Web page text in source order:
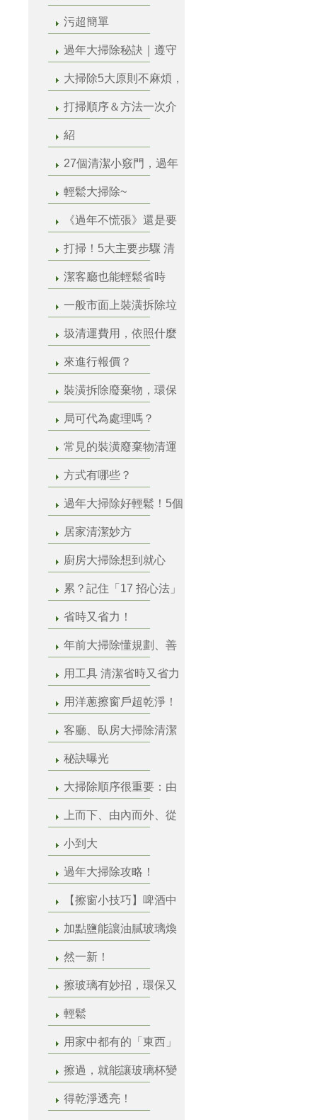
污超簡單
過年大掃除秘訣｜遵守
大掃除5大原則不麻煩，
打掃順序＆方法一次介
紹
27個清潔小竅門，過年
輕鬆大掃除~
《過年不慌張》還是要
打掃！5大主要步驟 清
潔客廳也能輕鬆省時
一般市面上裝潢拆除垃
圾清運費用，依照什麼
來進行報價？
裝潢拆除廢棄物，環保
局可代為處理嗎？
常見的裝潢廢棄物清運
方式有哪些？
過年大掃除好輕鬆！5個
居家清潔妙方
廚房大掃除想到就心
累？記住「17 招心法」
省時又省力！
年前大掃除懂規劃、善
用工具 清潔省時又省力
用洋蔥擦窗戶超乾淨！
客廳、臥房大掃除清潔
秘訣曝光
大掃除順序很重要：由
上而下、由內而外、從
小到大
過年大掃除攻略！
【擦窗小技巧】啤酒中
加點鹽能讓油膩玻璃煥
然一新！
擦玻璃有妙招，環保又
輕鬆
用家中都有的「東西」
擦過，就能讓玻璃杯變
得乾淨透亮！